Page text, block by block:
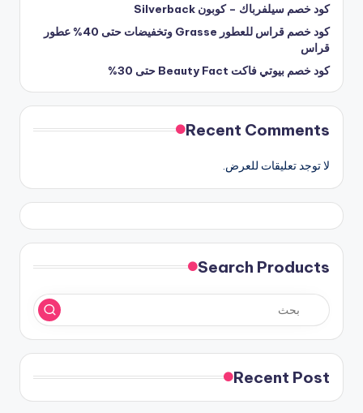
كود خصم سيلفرباك – كوبون Silverback
كود خصم قراس للعطور Grasse وتخفيضات حتى 40% عطور
قراس
كود خصم بيوتي فاكت Beauty Fact حتى 30%
Recent Comments
لا توجد تعليقات للعرض.
Search Products
Recent Post